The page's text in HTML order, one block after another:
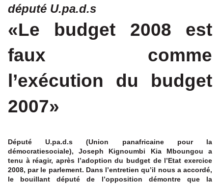
député U.pa.d.s
«Le budget 2008 est
faux comme
l’exécution du budget
2007»
Député U.pa.d.s (Union panafricaine pour la
démocratiesociale), Joseph Kignoumbi Kia Mboungou a
tenu à réagir, après l’adoption du budget de l’Etat exercice
2008, par le parlement. Dans l’entretien qu’il nous a accordé,
le bouillant député de l’opposition démontre que la